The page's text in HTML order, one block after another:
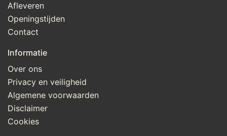
Afleveren
Openingstijden
Contact
Informatie
Over ons
Privacy en veiligheid
Algemene voorwaarden
Disclaimer
Cookies